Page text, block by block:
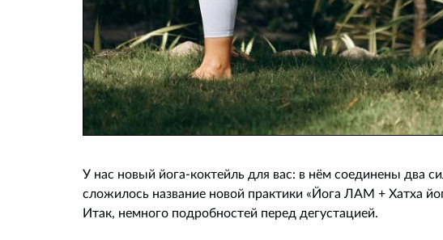
У нас новый йога-коктейль для вас: в нём соединены два
сложилось название новой практики «Йога ЛАМ + Хатха
Итак, немного подробностей перед дегустацией.